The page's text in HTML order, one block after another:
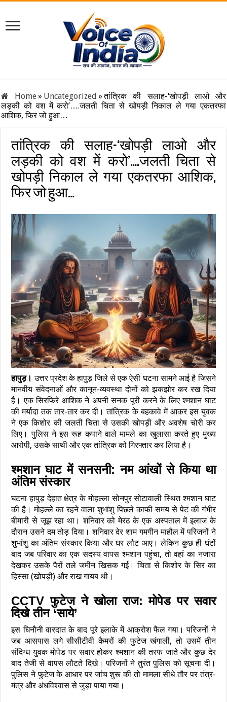
Home» Uncategorized » तांत्रिक की सलाह-‘खोपड़ी लाओ और
लड़की को वश में करो’….जलती चिता से खोपड़ी निकाल ले गया एकतरफा
आशिक, फिर जो हुआ…
तांत्रिक की सलाह-‘खोपड़ी लाओ और
लड़की को वश में करो’….जलती चिता से
खोपड़ी निकाल ले गया एकतरफा आशिक,
फिर जो हुआ…
हापुड़। उत्तर प्रदेश के हापुड़ जिले से एक ऐसी घटना सामने आई है जिसने
मानवीय संवेदनाओं और कानून-व्यवस्था दोनों को झकझोर कर रख दिया
है। एक सिरफिरे आशिक ने अपनी सनक पूरी करने के लिए श्मशान घाट
की मर्यादा तक तार-तार कर दी। तांत्रिक के बहकावे में आकर इस युवक
ने एक किशोर की जलती चिता से उसकी खोपड़ी और अवशेष चोरी कर
लिए। पुलिस ने इस रूह कपाने वाले मामले का खुलासा करते हुए मुख्य
आरोपी, उसके साथी और एक तांत्रिक को गिरफ्तार कर लिया है।
श्मशान घाट में सनसनी: नम आंखों से किया था
अंतिम संस्कार
घटना हापुड़ देहात क्षेत्र के मोहल्ला सोनपुर सोटावाली स्थित श्मशान घाट
की है। मोहल्ले का रहने वाला शुभांशु पिछले काफी समय से पेट की गंभीर
बीमारी से जूझ रहा था। शनिवार को मेरठ के एक अस्पताल में इलाज के
दौरान उसने दम तोड़ दिया। शनिवार देर शाम गमगीन माहौल में परिजनों ने
शुभांशु का अंतिम संस्कार किया और घर लौट आए। लेकिन कुछ ही घंटों
बाद जब परिवार का एक सदस्य वापस श्मशान पहुंचा, तो वहां का नजारा
देखकर उसके पैरों तले जमीन खिसक गई। चिता से किशोर के सिर का
हिस्सा (खोपड़ी) और राख गायब थी।
CCTV फुटेज ने खोला राज: मोपेड पर सवार
दिखे तीन ‘साये’
इस घिनौनी वारदात के बाद पूरे इलाके में आक्रोश फैल गया। परिजनों ने
जब आसपास लगे सीसीटीवी कैमरों की फुटेज खंगाली, तो उसमें तीन
संदिग्ध युवक मोपेड पर सवार होकर श्मशान की तरफ जाते और कुछ देर
बाद तेजी से वापस लौटते दिखे। परिजनों ने तुरंत पुलिस को सूचना दी।
पुलिस ने फुटेज के आधार पर जांच शुरू की तो मामला सीधे तौर पर तंत्र-
मंत्र और अंधविश्वास से जुड़ा पाया गया।